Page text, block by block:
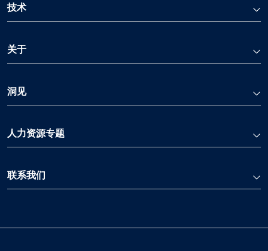
技术
关于
洞见
人力资源专题
联系我们